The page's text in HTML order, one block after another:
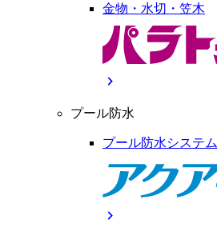
金物・水切・笠木
chevron_right
プール防水
プール防水システム
chevron_right